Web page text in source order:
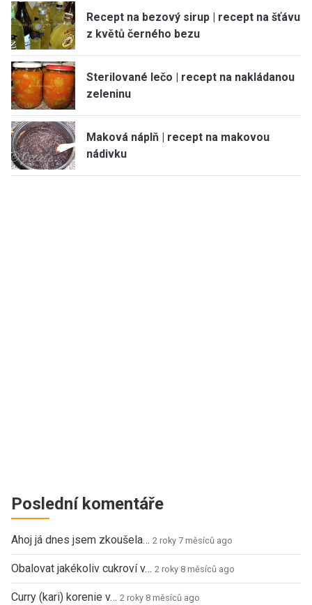
Recept na bezový sirup | recept na šťávu
z květů černého bezu
Sterilované lečo | recept na nakládanou
zeleninu
Maková náplň | recept na makovou
nádivku
Poslední komentáře
Ahoj já dnes jsem zkoušela… 2 roky 7 měsíců ago
Obalovat jakékoliv cukroví v… 2 roky 8 měsíců ago
Curry (kari) korenie v… 2 roky 8 měsíců ago